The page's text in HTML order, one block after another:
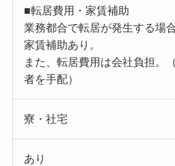
■転居費用・家賃補助
業務都合で転居が発生する場
家賃補助あり。
また、転居費用は会社負担。
者を手配）
寮・社宅
あり